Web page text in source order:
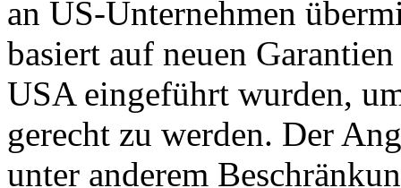
an US-Unternehmen
basiert auf neuen
USA eingeführt wurden,
gerecht zu werden. Der
unter anderem